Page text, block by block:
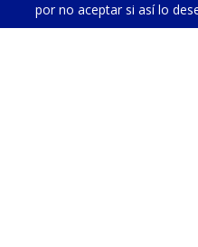
Dudamel reúne a Los
por no aceptar si así lo